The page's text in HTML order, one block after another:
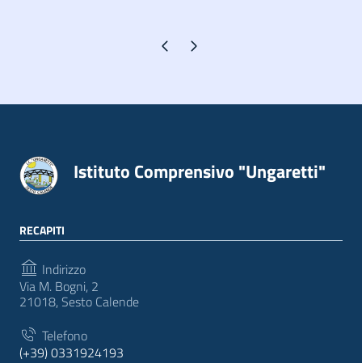
Pagina precedente
Pagina successiva
Istituto Comprensivo "Ungaretti"
RECAPITI
Indirizzo
Via M. Bogni, 2
21018, Sesto Calende
Telefono
(+39) 0331924193